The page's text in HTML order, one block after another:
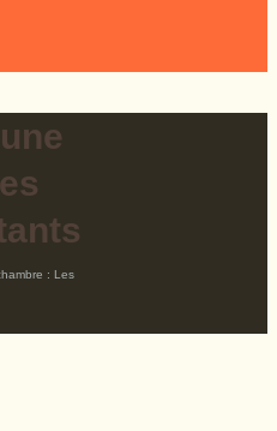
: Les